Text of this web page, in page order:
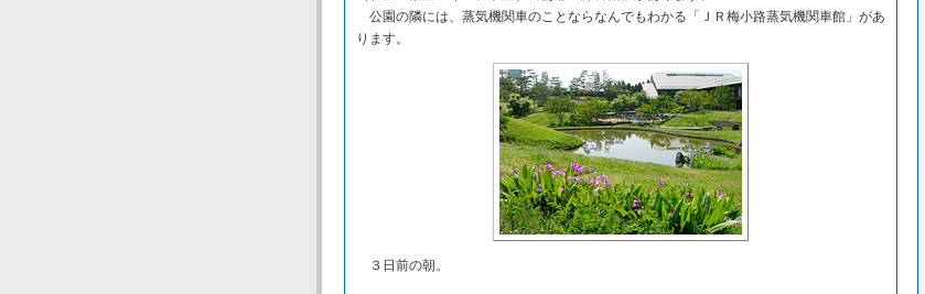
公園の隣には、蒸気機関車のことならなんでもわかる「ＪＲ梅小路蒸気機関車館」があ
ります。
３日前の朝。